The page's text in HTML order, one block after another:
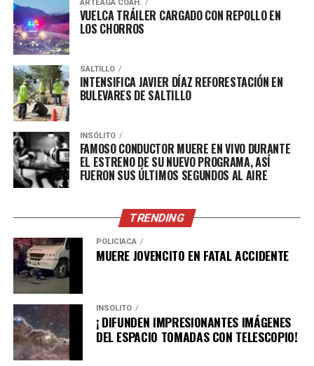
ARTEAGA COAH.
VUELCA TRÁILER CARGADO CON REPOLLO EN
LOS CHORROS
SALTILLO
INTENSIFICA JAVIER DÍAZ REFORESTACIÓN EN
BULEVARES DE SALTILLO
INSÓLITO
FAMOSO CONDUCTOR MUERE EN VIVO DURANTE
EL ESTRENO DE SU NUEVO PROGRAMA, ASÍ
FUERON SUS ÚLTIMOS SEGUNDOS AL AIRE
TRENDING
POLICÍACA
MUERE JOVENCITO EN FATAL ACCIDENTE
INSÓLITO
¡ DIFUNDEN IMPRESIONANTES IMÁGENES
DEL ESPACIO TOMADAS CON TELESCOPIO!